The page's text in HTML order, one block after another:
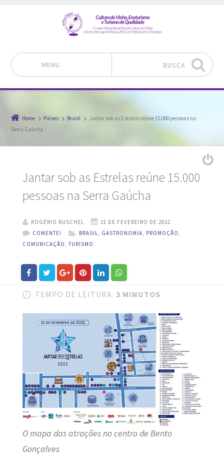
MENU BUSCA
Home Países Brasil
Jantar sob as Estrelas reúne 15.000 pessoas na
Serra Gaúcha
Jantar sob as Estrelas reúne 15.000
pessoas na Serra Gaúcha
ROGÉRIO RUSCHEL
COMENTE!
BRASIL GASTRONOMIA
PROMOÇÃO,
COMUNICAÇÃO ,TURISMO
TEMPO DE LEITURA: 3 MINUTOS
O mapa das atrações no centro de Bento
Gonçalves